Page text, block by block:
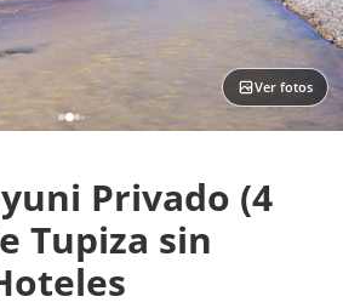
Ver fotos
Privado (4
Tupiza sin